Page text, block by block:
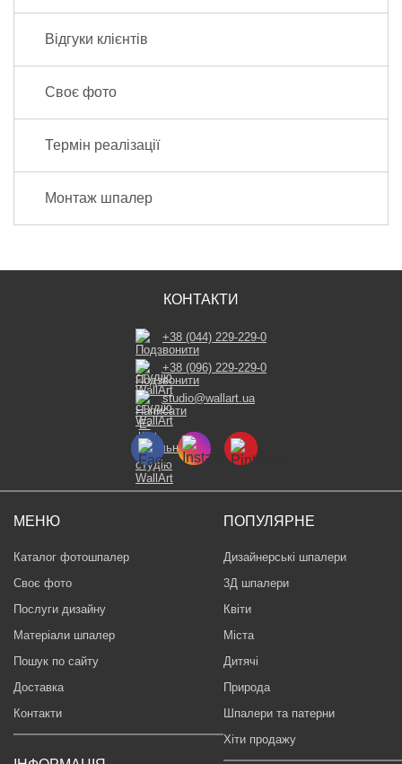
Відгуки клієнтів
Своє фото
Термін реалізації
Монтаж шпалер
МЕНЮ
Каталог фотошпалер
Своє фото
Послуги дизайну
Матеріали шпалер
Пошук по сайту
Доставка
Контакти
ПОПУЛЯРНЕ
Дизайнерські шпалери
3Д шпалери
Квіти
Міста
Дитячі
Природа
Шпалери та патерни
Хіти продажу
КОНТАКТИ
+38 (044) 229-229-0
+38 (096) 229-229-0
studio@wallart.ua